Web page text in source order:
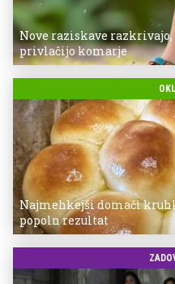
Nove raziskave
privlačijo komarje
Najmehkejši domači
popoln rezultat